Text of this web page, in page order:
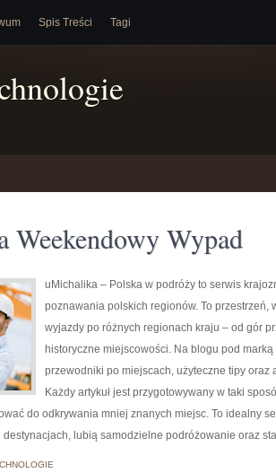
Spis Treści Tagi
Weekendowy Wypad
uMichalika – Polska w podróży to serwis
poznawania polskich regionów. To przestrzeń,
wyjazdy po różnych regionach kraju – od gór
historyczne miejscowości. Na blogu pod
przewodniki po miejscach, użyteczne tipy
Każdy artykuł jest przygotowywany w taki
do odkrywania mniej znanych miejsc. To idealny
lubią samodzielne podróżowanie oraz